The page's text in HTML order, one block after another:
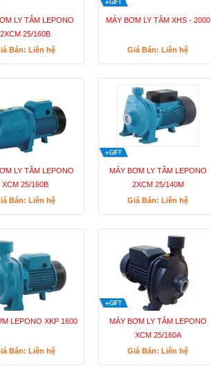
LY TÂM LEPONO
2XCM 25/160B
Bán: Liên hệ
MÁY BƠM LY TÂM XHS - 2000
Giá Bán: Liên hệ
LY TÂM LEPONO
XCM 25/160B
Bán: Liên hệ
MÁY BƠM LY TÂM LEPONO
2XCM 25/140M
Giá Bán: Liên hệ
LEPONO XKP 1600
Bán: Liên hệ
MÁY BƠM LY TÂM LEPONO
XCM 25/160A
Giá Bán: Liên hệ